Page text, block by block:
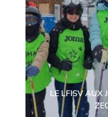
LE LFISV AUX